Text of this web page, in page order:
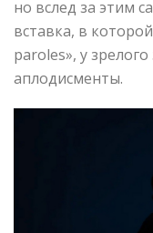
но вслед за этим
вставка, в
paroles», у
аплодисменты.